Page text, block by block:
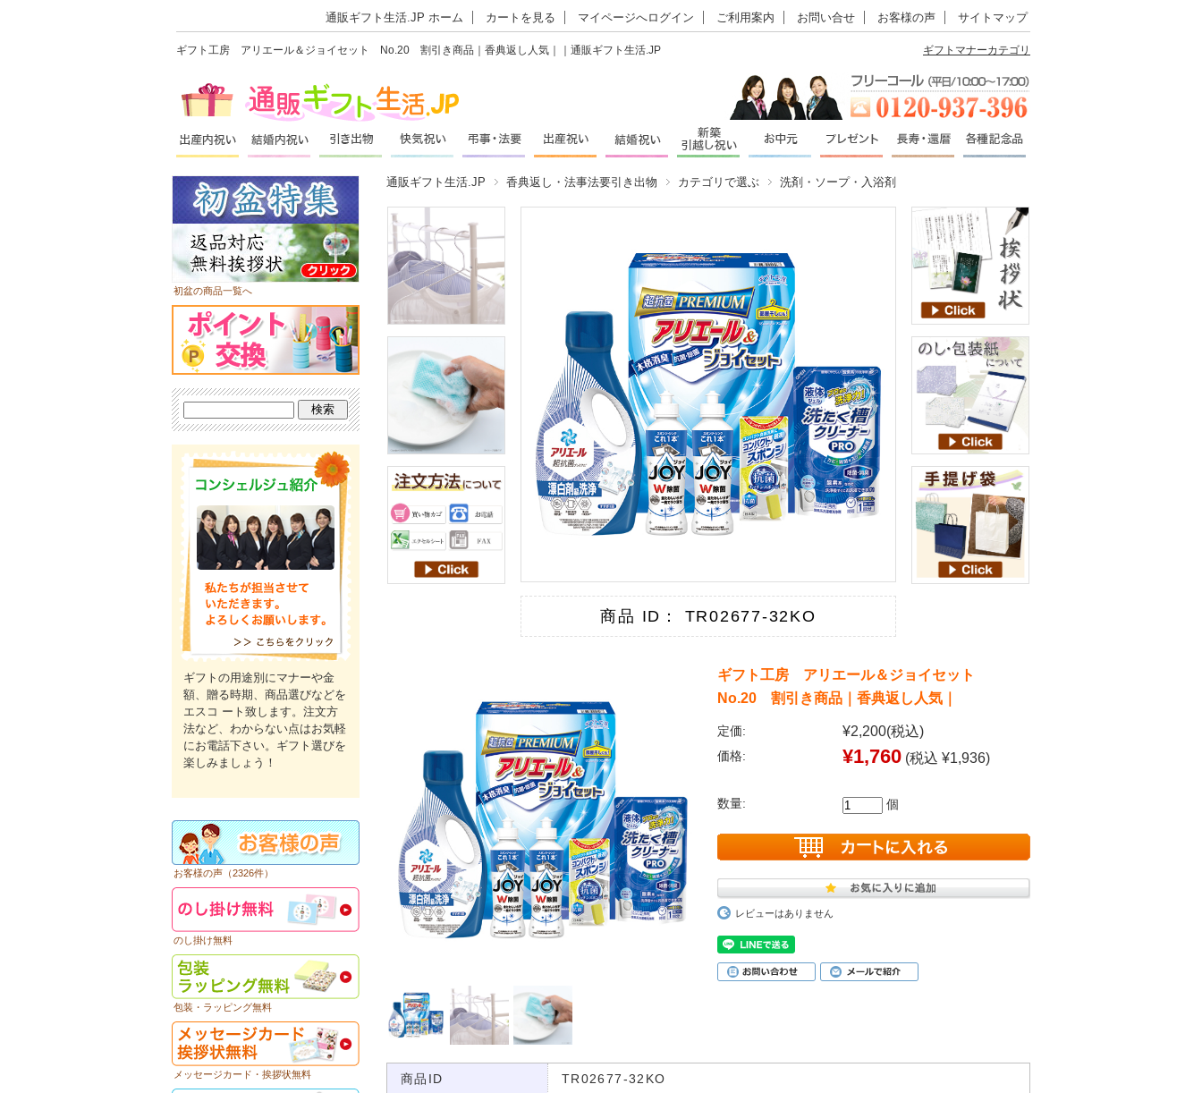
通販ギフト生活.JP ホーム カートを見る マイページへログイン ご利用案内 お問い合せ お客様の声 サイトマップ
ギフト工房 アリエール＆ジョイセット No.20 割引き商品｜香典返し人気｜｜通販ギフト生活.JP ギフトマナーカテゴリ
通販ギフト生活.JP 香典返し・法事法要引き出物 カテゴリで選ぶ 洗剤・ソープ・入浴剤
商品 ID： TR02677-32KO
ギフト工房 アリエール＆ジョイセット
No.20 割引き商品｜香典返し人気｜
定価: ¥2,200(税込)
価格: ¥1,760 (税込 ¥1,936)
数量: 個
レビューはありません
商品ID TR02677-32KO
初盆の商品一覧へ
ギフトの用途別にマナーや金
額、贈る時期、商品選びなどを
エスコ ート致します。注文方
法など、わからない点はお気軽
にお電話下さい。ギフト選びを
楽しみましょう！
お客様の声（2326件）
のし掛け無料
包装・ラッピング無料
メッセージカード・挨拶状無料